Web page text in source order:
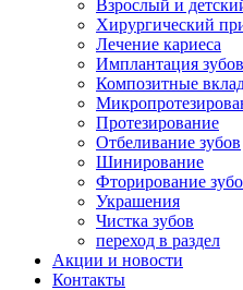
Взрослый и
Хирургический
Лечение кариеса
Имплантация зубов
Композитные
Протезирование
Отбеливание зубов
Шинирование
Фторирование
Украшения
Чистка зубов
переход в раздел
Акции и новости
Контакты